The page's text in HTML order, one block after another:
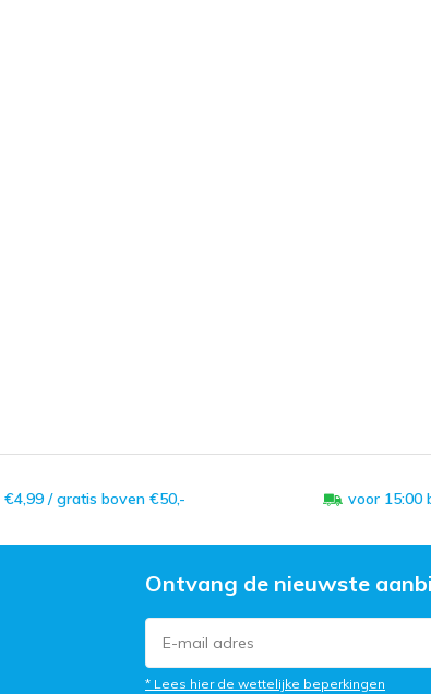
/ gratis boven €50,- voor 15:00
Ontvang de nieuwste
* Lees hier de wettelijke beperkingen